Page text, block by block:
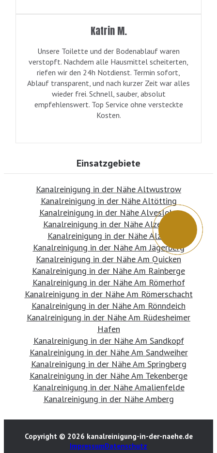
Katrin M.
Unsere Toilette und der Bodenablauf waren
verstopft. Nachdem alle Hausmittel scheiterten,
riefen wir den 24h Notdienst. Termin sofort,
Ablauf transparent, und nach kurzer Zeit war alles
wieder frei. Schnell, sauber, absolut
empfehlenswert. Top Service ohne versteckte
Kosten.
Einsatzgebiete
Kanalreinigung in der Nähe Altwustrow
Kanalreinigung in der Nähe Altötting
Kanalreinigung in der Nähe Alveslohe
Kanalreinigung in der Nähe Alzenau
Kanalreinigung in der Nähe Alzey
Kanalreinigung in der Nähe Am Jägerberg
Kanalreinigung in der Nähe Am Quicken
Kanalreinigung in der Nähe Am Rainberge
Kanalreinigung in der Nähe Am Römerhof
Kanalreinigung in der Nähe Am Römerschacht
Kanalreinigung in der Nähe Am Rönndeich
Kanalreinigung in der Nähe Am Rüdesheimer
Hafen
Kanalreinigung in der Nähe Am Sandkopf
Kanalreinigung in der Nähe Am Sandweiher
Kanalreinigung in der Nähe Am Springberg
Kanalreinigung in der Nähe Am Tekenberge
Kanalreinigung in der Nähe Amalienfelde
Kanalreinigung in der Nähe Amberg
Copyright © 2026 kanalreinigung-in-der-naehe.de
ImpressumDatenschutz